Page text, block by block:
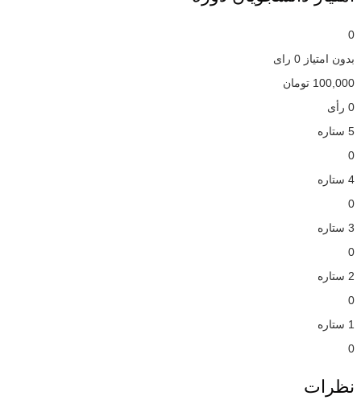
0
بدون امتیاز 0 رای
100,000 تومان
0 رأی
5 ستاره
0
4 ستاره
0
3 ستاره
0
2 ستاره
0
1 ستاره
0
نظرات